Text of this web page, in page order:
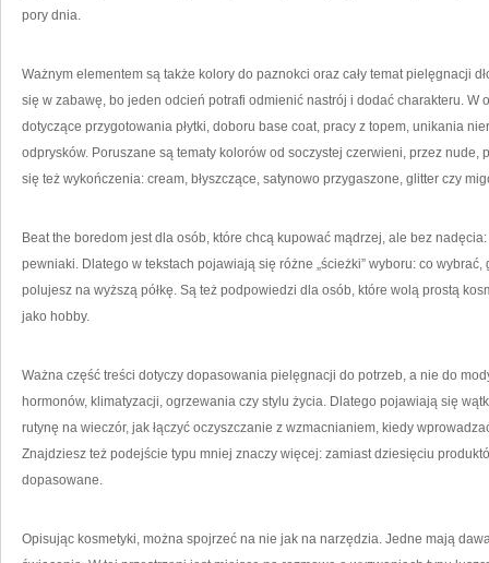
pory dnia.
Ważnym elementem są także kolory do paznokci oraz cały temat pielęgnacji
się w zabawę, bo jeden odcień potrafi odmienić nastrój i dodać charakteru. W
dotyczące przygotowania płytki, doboru base coat, pracy z topem, unikania
odprysków. Poruszane są tematy kolorów od soczystej czerwieni, przez
się też wykończenia: cream, błyszczące, satynowo przygaszone, glitter czy
Beat the boredom jest dla osób, które chcą kupować mądrzej, ale bez
pewniaki. Dlatego w tekstach pojawiają się różne „ścieżki” wyboru: co
polujesz na wyższą półkę. Są też podpowiedzi dla osób, które wolą prostą
jako hobby.
Ważna część treści dotyczy dopasowania pielęgnacji do potrzeb, a nie do
hormonów, klimatyzacji, ogrzewania czy stylu życia. Dlatego pojawiają się
rutynę na wieczór, jak łączyć oczyszczanie z wzmacnianiem, kiedy
Znajdziesz też podejście typu mniej znaczy więcej: zamiast dziesięciu
dopasowane.
Opisując kosmetyki, można spojrzeć na nie jak na narzędzia. Jedne mają